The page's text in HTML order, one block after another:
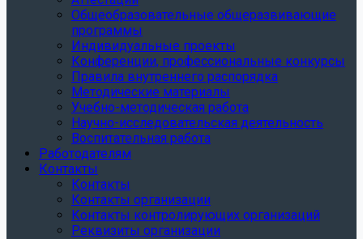
Общеобразовательные общеразвивающие
программы
Индивидуальные проекты
Конференции, профессиональные конкурсы
Правила внутреннего распорядка
Методические материалы
Учебно-методическая работа
Научно-исследовательская деятельность
Воспитательная работа
Работодателям
Контакты
Контакты
Контакты организации
Контакты контролирующих организаций
Реквизиты организации